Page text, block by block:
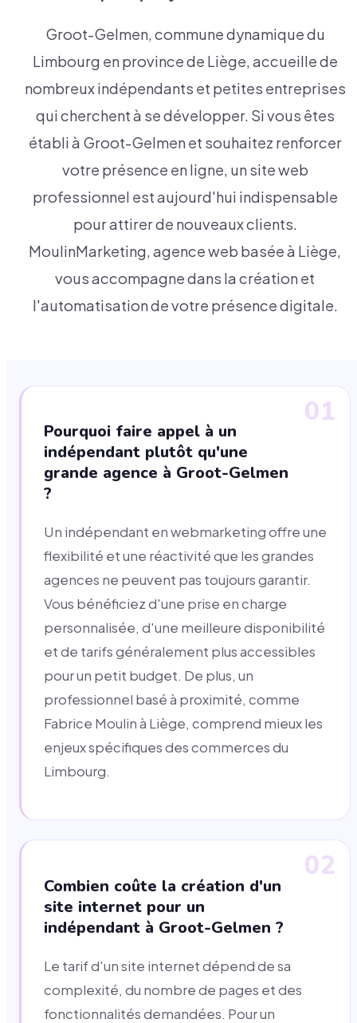
Groot-Gelmen, commune dynamique du
Limbourg en province de Liège, accueille de
nombreux indépendants et petites entreprises
qui cherchent à se développer. Si vous êtes
établi à Groot-Gelmen et souhaitez renforcer
votre présence en ligne, un site web
professionnel est aujourd'hui indispensable
pour attirer de nouveaux clients.
MoulinMarketing, agence web basée à Liège,
vous accompagne dans la création et
l'automatisation de votre présence digitale.
01
Pourquoi faire appel à un
indépendant plutôt qu'une
grande agence à Groot-Gelmen
?
Un indépendant en webmarketing offre une
flexibilité et une réactivité que les grandes
agences ne peuvent pas toujours garantir.
Vous bénéficiez d'une prise en charge
personnalisée, d'une meilleure disponibilité
et de tarifs généralement plus accessibles
pour un petit budget. De plus, un
professionnel basé à proximité, comme
Fabrice Moulin à Liège, comprend mieux les
enjeux spécifiques des commerces du
Limbourg.
02
Combien coûte la création d'un
site internet pour un
indépendant à Groot-Gelmen ?
Le tarif d'un site internet dépend de sa
complexité, du nombre de pages et des
fonctionnalités demandées. Pour un